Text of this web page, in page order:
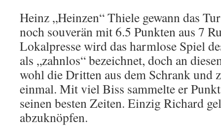
Heinz „Heinzen“ Thiele gewann das
noch souverän mit 6.5 Punkten aus 7
Lokalpresse wird das harmlose Spiel
als „zahnlos“ bezeichnet, doch an
wohl die Dritten aus dem Schrank und
einmal. Mit viel Biss sammelte er
seinen besten Zeiten. Einzig Richard
abzuknöpfen.